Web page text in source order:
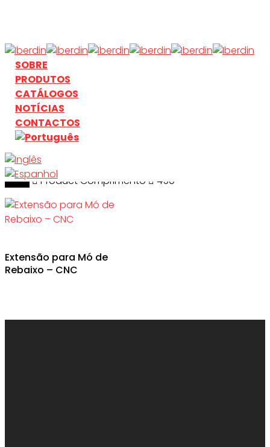
main
content
search
Menu
SOBRE
PRODUTOS
CATÁLOGOS
NOTÍCIAS
CONTACTOS
search
Início Product Comprimento 450
Extensão para Mó de
Rebaixo – CNC